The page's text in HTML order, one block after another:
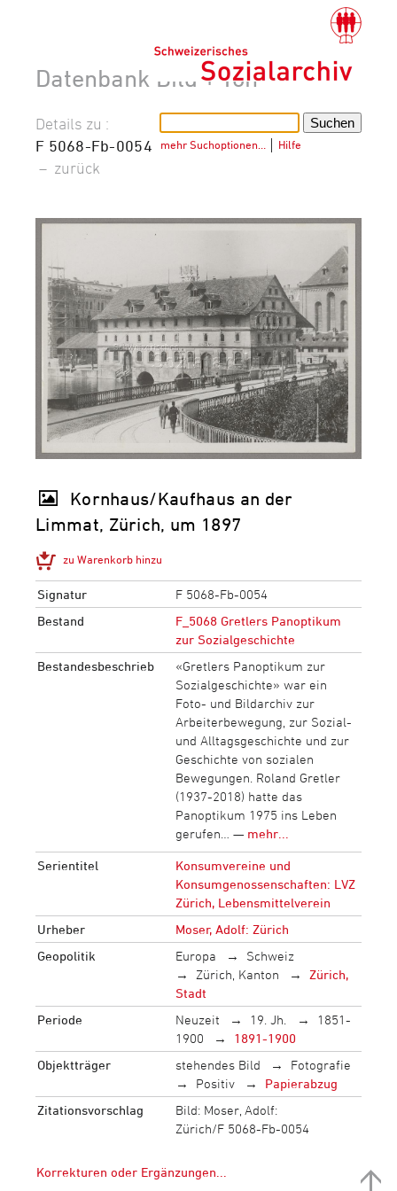
Datenbank Bild + Ton
mehr Suchoptionen… Hilfe
Details zu :
F 5068-Fb-0054
– zurück
Kornhaus/Kaufhaus an der
Limmat, Zürich, um 1897
zu Warenkorb hinzu
Signatur
F 5068-Fb-0054
Bestand
F_5068 Gretlers Panoptikum
zur Sozialgeschichte
Bestandesbeschrieb
«Gretlers Panoptikum zur
Sozialgeschichte» war ein
Foto- und Bildarchiv zur
Arbeiterbewegung, zur Sozial-
und Alltagsgeschichte und zur
Geschichte von sozialen
Bewegungen. Roland Gretler
(1937-2018) hatte das
Panoptikum 1975 ins Leben
gerufen… — mehr...
Serientitel
Konsumvereine und
Konsumgenossenschaften: LVZ
Zürich, Lebensmittelverein
Urheber
Moser, Adolf: Zürich
Geopolitik
Europa
Schweiz
Zürich, Kanton
Zürich,
Stadt
Periode
Neuzeit 19. Jh.
1851-
1900
1891-1900
Objektträger
stehendes Bild
Fotografie
Positiv
Papierabzug
Zitationsvorschlag
Bild: Moser, Adolf:
Zürich/F 5068-Fb-0054
Korrekturen oder Ergänzungen...